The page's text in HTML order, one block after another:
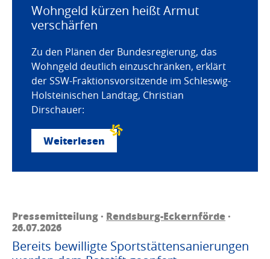
Wohngeld kürzen heißt Armut
verschärfen
Zu den Plänen der Bundesregierung, das
Wohngeld deutlich einzuschränken, erklärt
der SSW-Fraktionsvorsitzende im Schleswig-
Holsteinischen Landtag, Christian
Dirschauer:
Weiterlesen
Pressemitteilung · Rendsburg-Eckernförde·
26.07.2026
Bereits bewilligte Sportstättensanierungen